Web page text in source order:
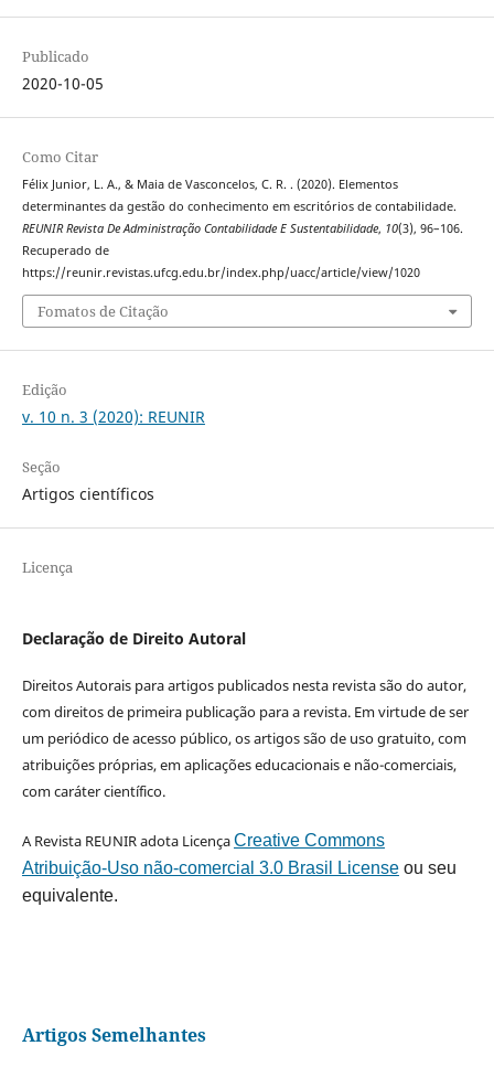
Publicado
2020-10-05
Como Citar
Félix Junior, L. A., & Maia de Vasconcelos, C. R. . (2020). Elementos
determinantes da gestão do conhecimento em escritórios de contabilidade.
REUNIR Revista De Administração Contabilidade E Sustentabilidade, 10(3), 96–106.
Recuperado de
https://reunir.revistas.ufcg.edu.br/index.php/uacc/article/view/1020
Fomatos de Citação
Edição
v. 10 n. 3 (2020): REUNIR
Seção
Artigos científicos
Licença
Declaração de Direito Autoral
Direitos Autorais para artigos publicados nesta revista são do autor,
com direitos de primeira publicação para a revista. Em virtude de ser
um periódico de acesso público, os artigos são de uso gratuito, com
atribuições próprias, em aplicações educacionais e não-comerciais,
com caráter científico.
A Revista REUNIR adota LicençaCreative Commons
Atribuição-Uso não-comercial 3.0 Brasil Licenseou seu
equivalente.
Artigos Semelhantes